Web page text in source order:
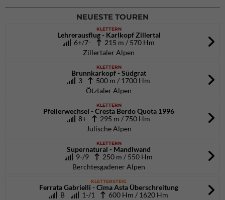
NEUESTE TOUREN
KLETTERN
Lehrerausflug - Karlkopf Zillertal
6+/7-
215 m / 570 Hm
Zillertaler Alpen
KLETTERN
Brunnkarkopf - Südgrat
3
500 m / 1700 Hm
Ötztaler Alpen
KLETTERN
Pfeilerwechsel - Cresta Berdo Quota 1996
8+
295 m / 750 Hm
Julische Alpen
KLETTERN
Supernatural - Mandlwand
9-/9
250 m / 550 Hm
Berchtesgadener Alpen
KLETTERSTEIG
Ferrata Gabrielli - Cima Asta Überschreitung
B
1-/1 600 Hm / 1620 Hm